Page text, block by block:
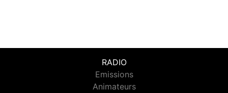
RADIO
Emissions
Animateurs